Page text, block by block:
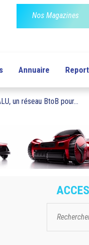
Nos Magazines
Annuaire
un réseau BtoB pour...